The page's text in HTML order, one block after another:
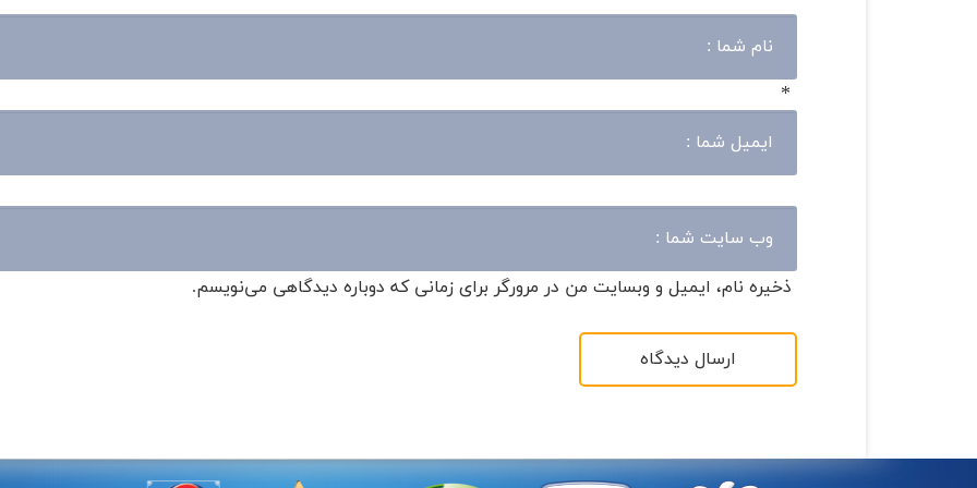
*
ذخیره نام، ایمیل و وبسایت من در مرورگر برای زمانی که دوباره دیدگاهی می‌نویسم.